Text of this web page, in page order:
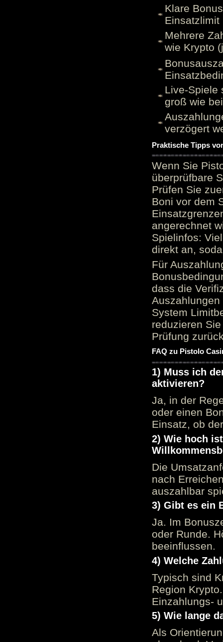
Klare
Einsatzlimit
Mehrere
wie Krypto
Live-Spiele
groß wie
verzögert
Praktische Tipps
Wenn Sie
überprüfbare
Prüfen Sie
Boni vor dem
angerechnet
Spielinfos:
direkt an,
Für
dass die
System
reduzieren
Prüfung
FAQ zu Pistolo
1) Muss ich
aktivieren?
Ja, in der
oder einen
Einsatz, ob
2) Wie hoch
Die
nach
auszahlbar
3) Gibt es ein
Ja. Im
oder Runde.
beeinflussen.
4) Welche
Typisch sind
Region
Einzahlungs-
5) Wie lange
Als